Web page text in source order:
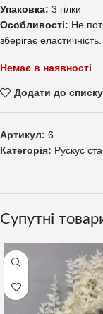
Упаковка: 3 гілки
Особливості: Не
зберігає
Немає в наявності
Додати до
Артикул: 6
Категорія: Рускус
Супутні